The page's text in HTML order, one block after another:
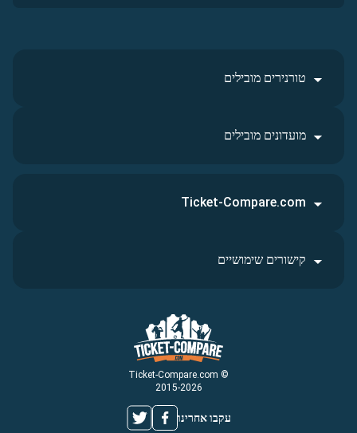
טורנירים מובילים
מועדונים מובילים
© Ticket-Compare.com
2015-2026
עקבו אחרינו
Ticket-Compare.com
קישורים שימושיים